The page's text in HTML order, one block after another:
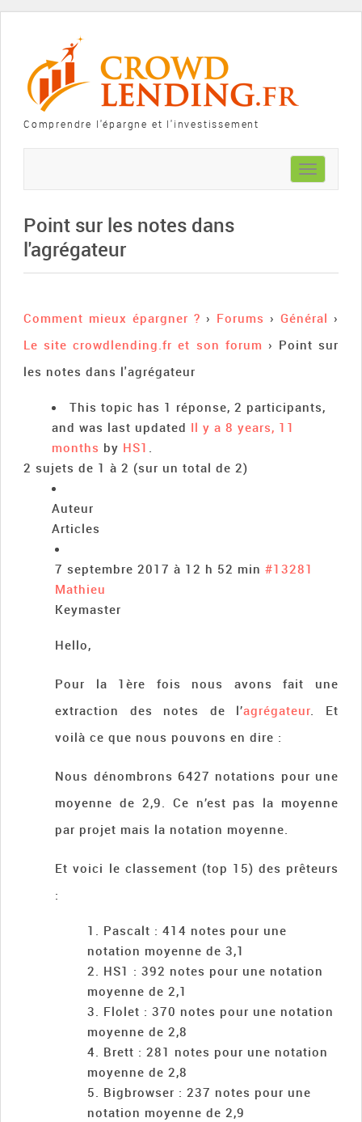
Comprendre l'épargne et l'investissement
Toggle
navigation
Point sur les notes dans
l'agrégateur
Comment mieux épargner ? › Forums › Général ›
Le site crowdlending.fr et son forum › Point sur
les notes dans l'agrégateur
This topic has 1 réponse, 2 participants,
and was last updated Il y a 8 years, 11
months by HS1 .
2 sujets de 1 à 2 (sur un total de 2)
Auteur
Articles
7 septembre 2017 à 12 h 52 min #13281
Mathieu
Keymaster
Hello,
Pour la 1ère fois nous avons fait une
extraction des notes de l’agrégateur. Et
voilà ce que nous pouvons en dire :
Nous dénombrons 6427 notations pour une
moyenne de 2,9. Ce n’est pas la moyenne
par projet mais la notation moyenne.
Et voici le classement (top 15) des prêteurs
:
Pascalt : 414 notes pour une
notation moyenne de 3,1
HS1 : 392 notes pour une notation
moyenne de 2,1
Flolet : 370 notes pour une notation
moyenne de 2,8
Brett : 281 notes pour une notation
moyenne de 2,8
Bigbrowser : 237 notes pour une
notation moyenne de 2,9